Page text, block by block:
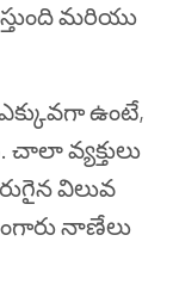
మరియు
ఉంటే,
వ్యక్తులు
విలువ
నాణేలు